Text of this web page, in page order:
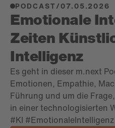
PODCAST/07.05.2026
Emotionale
Zeiten
Intelligenz
Es geht in dieser m.next
Emotionen, Empathie,
Führung und um die
in einer technologisierten
#KI #EmotionaleIntelligenz